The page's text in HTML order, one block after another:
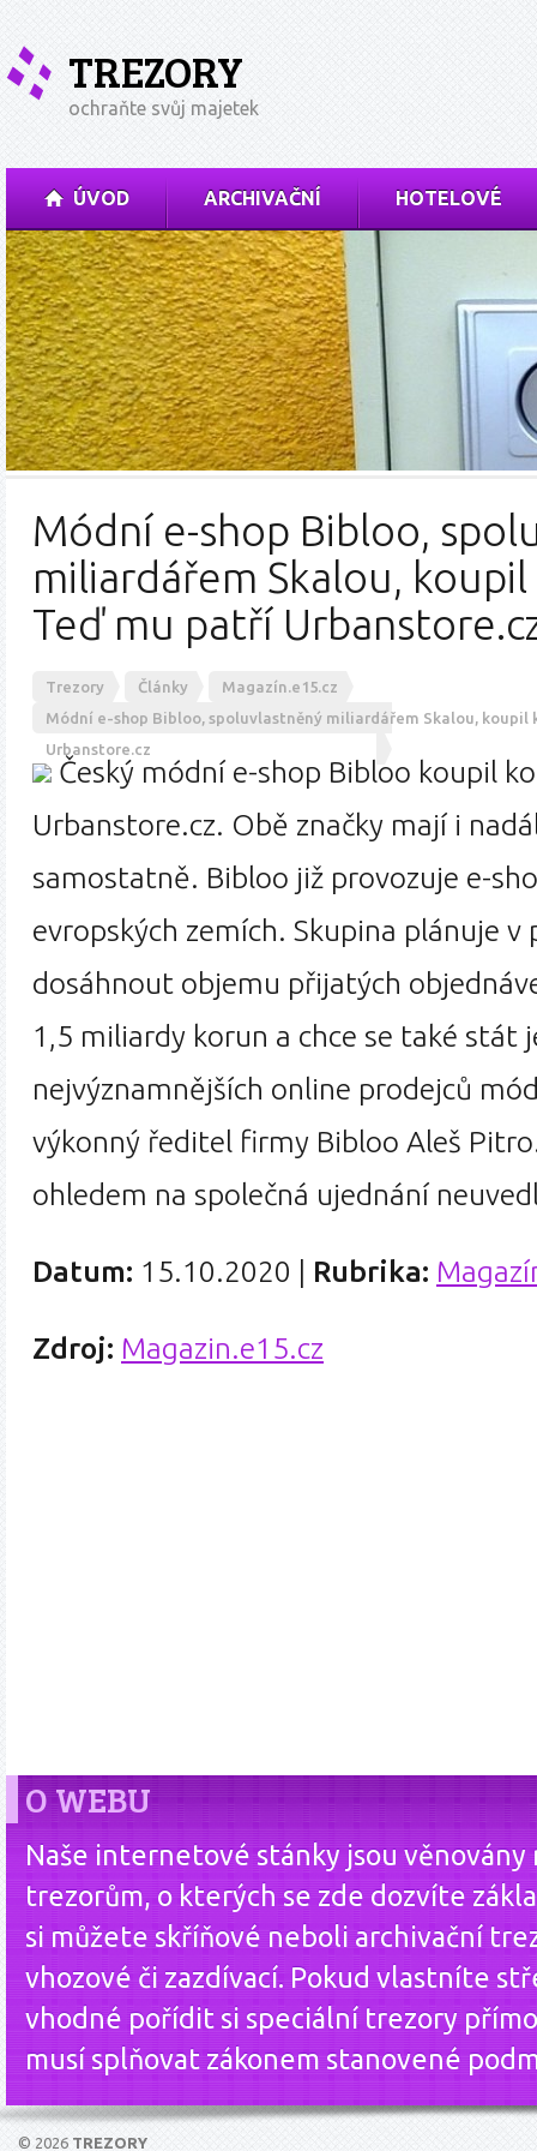
TREZORY
ochraňte svůj majetek
ÚVOD ARCHIVAČNÍ HOTELOVÉ
Módní e-shop Bibloo,
miliardářem Skalou,
Teď mu patří
Trezory Články
Magazín.e15.cz
Módní e-shop Bibloo, spoluvlastněný miliardářem Skalou,
Urbanstore.cz
Český módní e-shop Bibloo koupil
Urbanstore.cz. Obě značky mají i
samostatně. Bibloo již provozuje e-
evropských zemích. Skupina plánuje v
dosáhnout objemu přijatých
1,5 miliardy korun a chce se také stát
nejvýznamnějších online prodejců
výkonný ředitel firmy Bibloo Aleš
ohledem na společná ujednání
Datum: 15.10.2020 Rubrika:
Zdroj: Magazin.e15.cz
O WEBU
Naše internetové stánky jsou
trezorům, o kterých se zde dozvíte
si můžete skříňové neboli archivační
vhozové či zazdívací. Pokud vlastníte
vhodné pořídit si speciální trezory
musí splňovat zákonem stanovené
© 2026 TREZORY